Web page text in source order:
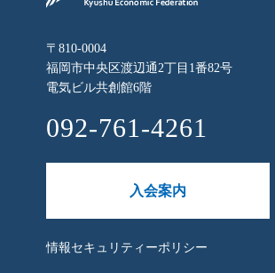
〒810-0004
福岡市中央区渡辺通2丁目1番82号
電気ビル共創館6階
092-761-4261
入会案内
情報セキュリティーポリシー